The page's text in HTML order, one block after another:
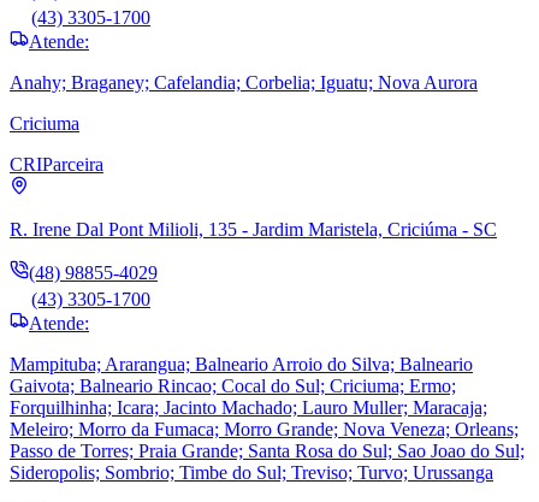
(43) 3305-1700
Atende:
Anahy; Braganey; Cafelandia; Corbelia; Iguatu; Nova Aurora
Criciuma
CRIParceira
R. Irene Dal Pont Milioli, 135 - Jardim Maristela, Criciúma - SC
(48) 98855-4029
(43) 3305-1700
Atende:
Mampituba; Ararangua; Balneario Arroio do Silva; Balneario
Gaivota; Balneario Rincao; Cocal do Sul; Criciuma; Ermo;
Forquilhinha; Icara; Jacinto Machado; Lauro Muller; Maracaja;
Meleiro; Morro da Fumaca; Morro Grande; Nova Veneza; Orleans;
Passo de Torres; Praia Grande; Santa Rosa do Sul; Sao Joao do Sul;
Sideropolis; Sombrio; Timbe do Sul; Treviso; Turvo; Urussanga